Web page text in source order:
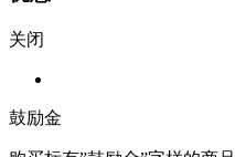
关闭
鼓励金